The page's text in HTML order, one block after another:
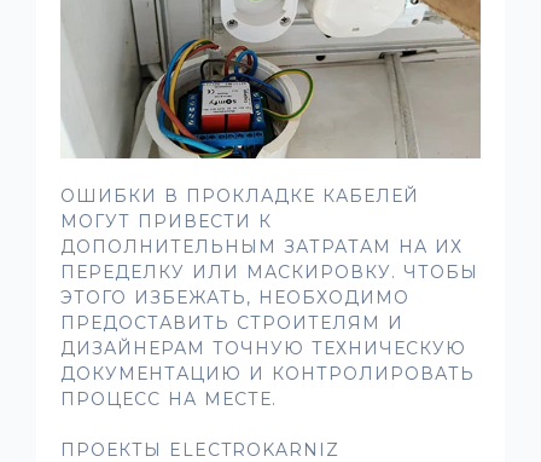
ОШИБКИ В ПРОКЛАДКЕ КАБЕЛЕЙ
МОГУТ ПРИВЕСТИ К
ДОПОЛНИТЕЛЬНЫМ ЗАТРАТАМ НА ИХ
ПЕРЕДЕЛКУ ИЛИ МАСКИРОВКУ. ЧТОБЫ
ЭТОГО ИЗБЕЖАТЬ, НЕОБХОДИМО
ПРЕДОСТАВИТЬ СТРОИТЕЛЯМ И
ДИЗАЙНЕРАМ ТОЧНУЮ ТЕХНИЧЕСКУЮ
ДОКУМЕНТАЦИЮ И КОНТРОЛИРОВАТЬ
ПРОЦЕСС НА МЕСТЕ.
ПРОЕКТЫ ELECTROKARNIZ